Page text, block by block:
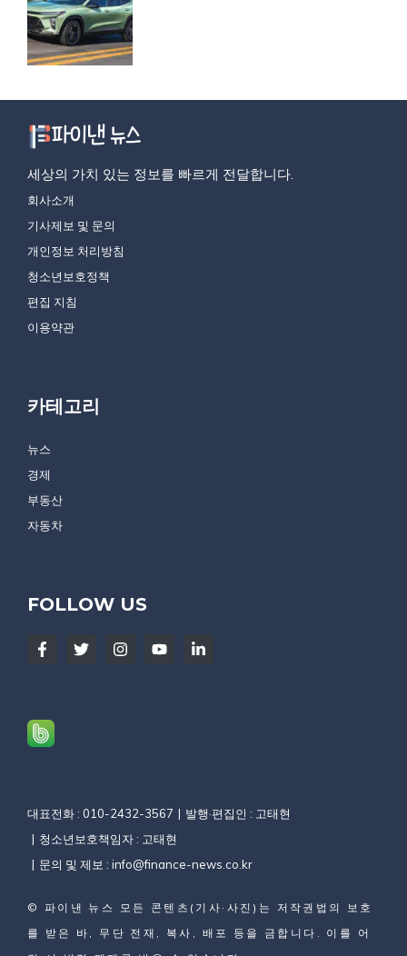
세상의 가치 있는 정보를 빠르게 전달합니다.
회사소개
기사제보 및 문의
개인정보 처리방침
청소년보호정책
편집 지침
이용약관
카테고리
뉴스
경제
부동산
자동차
FOLLOW US
대표전화 : 010-2432-3567
발행·편집인 : 고태현
청소년보호책임자 : 고태현
문의 및 제보 : info@finance-news.co.kr
© 파이낸 뉴스
모든 콘텐츠(기사·사진)는 저작권법의 보호
를 받은 바, 무단 전재, 복사, 배포 등을 금합니다. 이를 어